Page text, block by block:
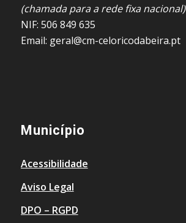
(chamada para a rede fixa nacional)
NIF: 506 849 635
Email: geral@cm-celoricodabeira.pt
Município
Acessibilidade
Aviso Legal
DPO – RGPD